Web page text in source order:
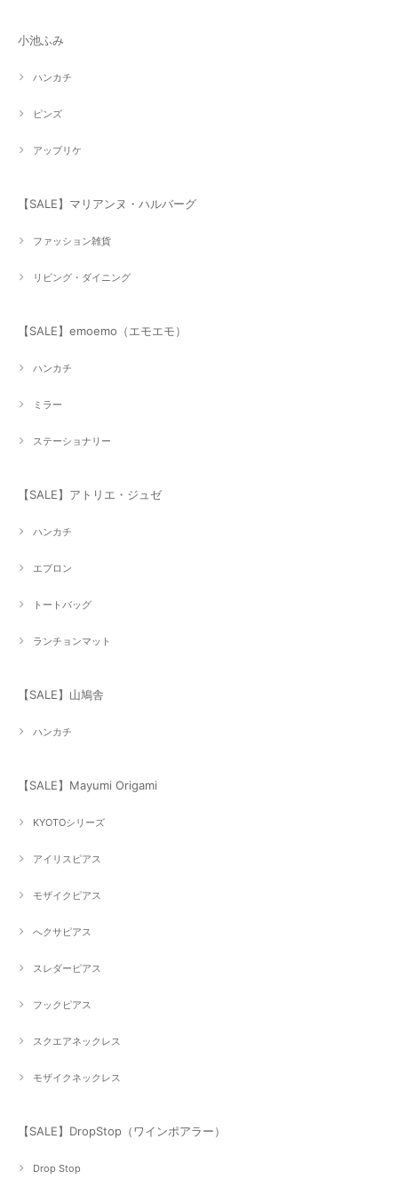
小池ふみ
ハンカチ
ピンズ
アップリケ
【SALE】マリアンヌ・ハルバーグ
ファッション雑貨
リビング・ダイニング
【SALE】emoemo（エモエモ）
ハンカチ
ミラー
ステーショナリー
【SALE】アトリエ・ジュゼ
ハンカチ
エプロン
トートバッグ
ランチョンマット
【SALE】山鳩舎
ハンカチ
【SALE】Mayumi Origami
KYOTOシリーズ
アイリスピアス
モザイクピアス
へクサピアス
スレダーピアス
フックピアス
スクエアネックレス
モザイクネックレス
【SALE】DropStop（ワインポアラー）
Drop Stop